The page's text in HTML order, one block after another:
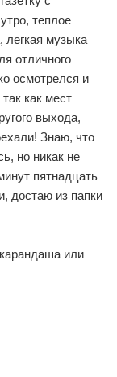
теплое
легкая музыка
отличного
осмотрелся и
как мест
выхода,
Знаю, что
но никак не
пятнадцать
достаю из папки
или